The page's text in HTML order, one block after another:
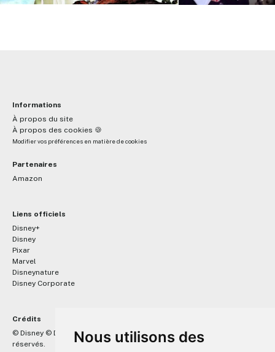
Nous utilisons des
Informations
À propos du site
À propos des cookies 🍪
Modifier vos préférences en matière de cookies
Partenaires
Amazon
Liens officiels
Disney+
Disney
Pixar
Marvel
Disneynature
Disney Corporate
Crédits
© Disney © Disney/Pixar © &
Lucasfilm LTD © Marvel. Tous droits
réservés.